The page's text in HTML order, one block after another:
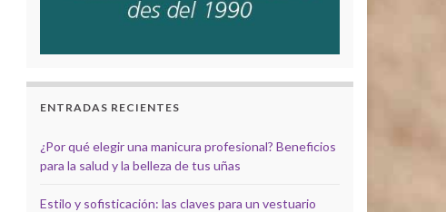
ENTRADAS RECIENTES
¿Por qué elegir una manicura profesional? Beneficios
para la salud y la belleza de tus uñas
Estilo y sofisticación: las claves para un vestuario